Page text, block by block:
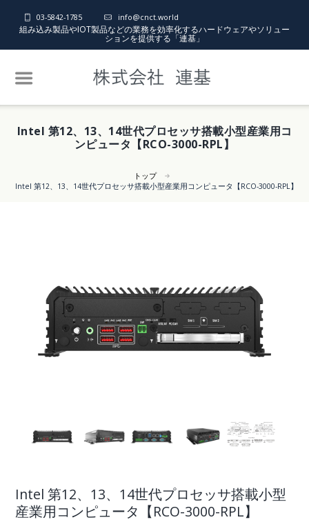
03-5842-1785 info@cnct.world
組み込み製品やIOT製品などの業務を効率化するハードウェアやソリュー
ションを提供する「連基」
Intel 第12、13、14世代プロセッサ搭載小型産業用コ
ンピュータ【RCO-3000-RPL】
トップ
Intel 第12、13、14世代プロセッサ搭載小型産業用コンピュータ【RCO-3000-RPL】
Intel 第12、13、14世代プロセッサ搭載小型
産業用コンピュータ【RCO-3000-RPL】